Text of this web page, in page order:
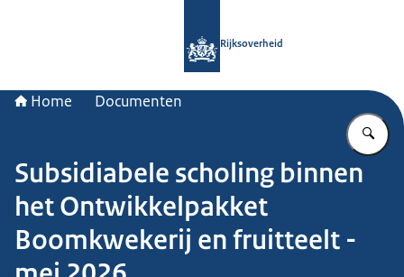
Rijksoverheid
Home Documenten
Subsidiabele scholing binnen
het Ontwikkelpakket
Boomkwekerij en fruitteelt -